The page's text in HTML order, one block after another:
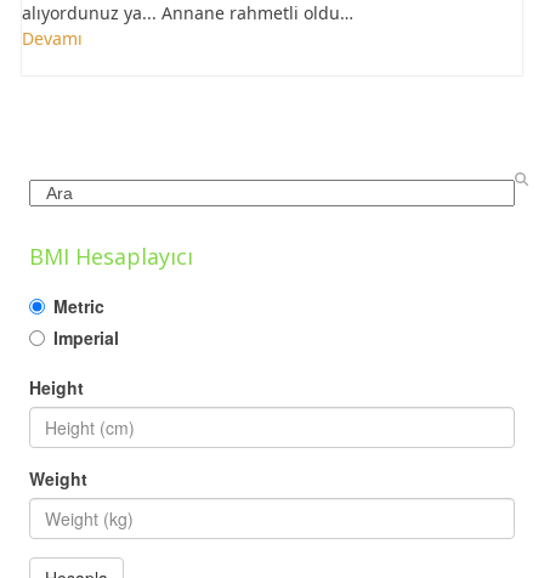
alıyordunuz ya... Annane rahmetli oldu…
Devamı
Search
BMI Hesaplayıcı
Metric
Imperial
Height
Weight